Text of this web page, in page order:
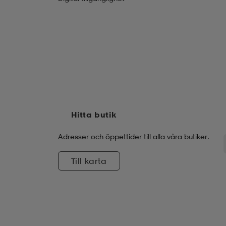
Hitta butik
Adresser och öppettider till alla våra butiker.
Till karta